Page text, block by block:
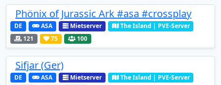
Phönix of Jurassic Ark #asa #crossplay
DE ASA Mietserver
The Island | PVE-Server
121
75 100
Sifjar (Ger)
DE ASA Mietserver
The Island | PVE-Server